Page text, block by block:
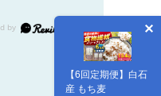
【6回定期便】白石
産 もち麦